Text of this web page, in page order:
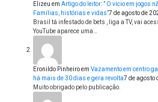
Elizeu em Artigo do leitor: ” O vício em jogos
Famílias, histórias e vidas”7 de agosto de
Brasil tá infestado de bets , liga a TV, vai
YouTube aparece uma…
Eronildo Pinheiroem Vazamento em centro
há mais de 30 dias e gera revolta7 de agosto
Muito obrigado pelo publicação.